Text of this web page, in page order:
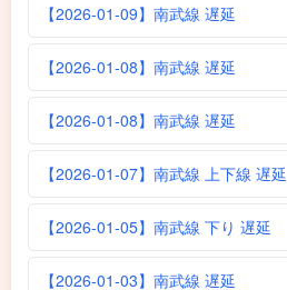
【2026-01-09】南武線 遅延
【2026-01-08】南武線 遅延
【2026-01-08】南武線 遅延
【2026-01-07】南武線 上下線 遅延
【2026-01-05】南武線 下り 遅延
【2026-01-03】南武線 遅延